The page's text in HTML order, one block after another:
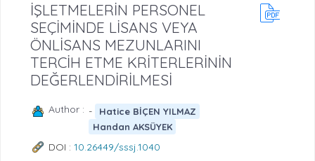
İŞLETMELERİN PERSONEL
SEÇİMİNDE LİSANS VEYA
ÖNLİSANS MEZUNLARINI
TERCİH ETME KRİTERLERİNİN
DEĞERLENDİRİLMESİ
Author : -
Hatice BİÇEN YILMAZ
Handan AKSÜYEK
DOI : 10.26449/sssj.1040